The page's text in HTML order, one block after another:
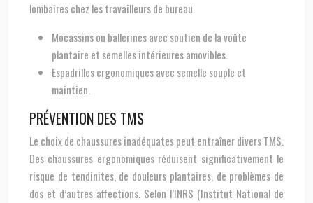
lombaires chez les travailleurs de bureau.
Mocassins ou ballerines avec soutien de la voûte
plantaire et semelles intérieures amovibles.
Espadrilles ergonomiques avec semelle souple et
maintien.
PRÉVENTION DES TMS
Le choix de chaussures inadéquates peut entraîner divers TMS.
Des chaussures ergonomiques réduisent significativement le
risque de tendinites, de douleurs plantaires, de problèmes de
dos et d’autres affections. Selon l’INRS (Institut National de